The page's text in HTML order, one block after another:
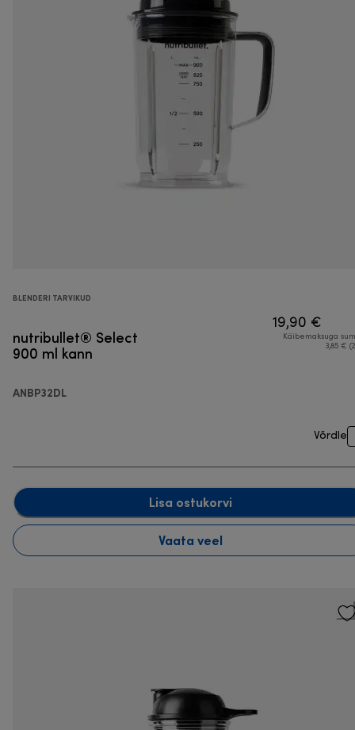
BLENDERI TARVIKUD
nutribullet® Select
900 ml kann
ANBP32DL
19,90 €
Käibemaksuga
3,85 €
Võrdle
Lisa ostukorvi
Vaata veel